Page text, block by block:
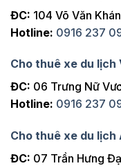
ĐC: 104 Võ Văn
Hotline: 0916 237
Cho thuê xe du lịch
ĐC: 06 Trưng Nữ
Hotline: 0916 237
Cho thuê xe du lịch
ĐC: 07 Trần Hưng